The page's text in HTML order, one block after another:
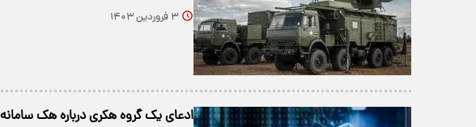
۳ فروردین ۱۴۰۳
ادعای یک گروه هکری درباره هک